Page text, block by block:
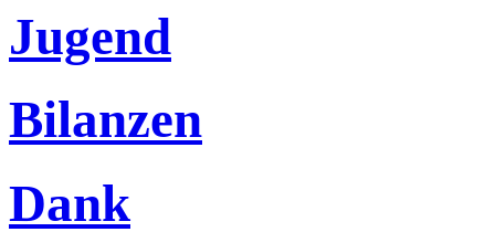
Jugend
Bilanzen
Dank